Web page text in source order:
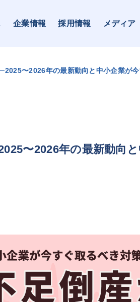
企業情報 採用情報 メディア
〜2026年の最新動向と中小企業が
〜2026年の最新動向